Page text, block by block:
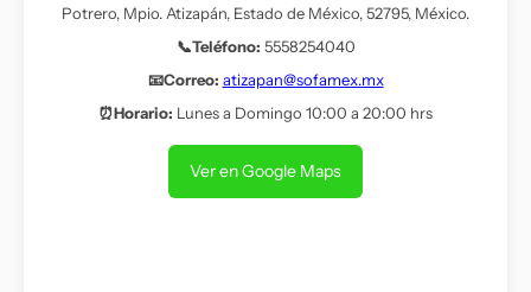
Potrero, Mpio. Atizapán, Estado de México, 52795, México.
📞Teléfono: 5558254040
📧Correo: atizapan@sofamex.mx
⏰Horario: Lunes a Domingo 10:00 a 20:00 hrs
Ver en Google Maps